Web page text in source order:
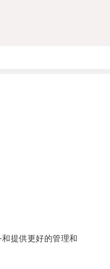
提供更好的管理和